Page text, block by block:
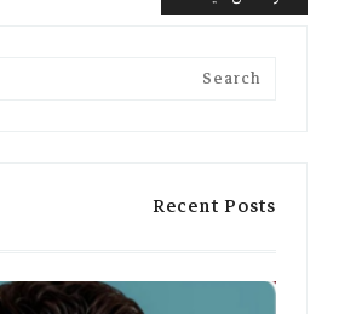
Search
Recent Posts